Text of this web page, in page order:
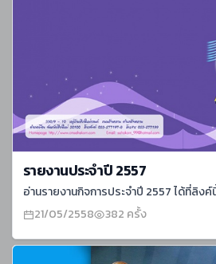
รายงานประจำปี 2557
21/05/2558
382 ครั้ง